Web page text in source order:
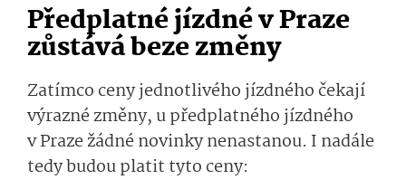
Předplatné jízdné v Praze
zůstává beze změny
Zatímco ceny jednotlivého jízdného čekají
výrazné změny, u předplatného jízdného
v Praze žádné novinky nenastanou. I nadále
tedy budou platit tyto ceny: